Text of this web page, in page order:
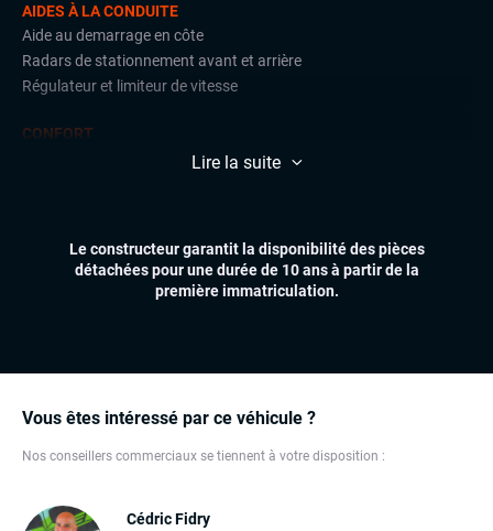
Vous êtes intéressé par ce véhicule ?
Nos conseillers commerciaux se tiennent à votre disposition :
Cédric Fidry
AIDES À LA CONDUITE
Aide au demarrage en côte
Radars de stationnement avant et arrière
Régulateur et limiteur de vitesse
CONFORT
Climatisation automatique multizones
Sièges chauffants
Volant multifonctions
GPS
Prise USB
Téléphone Bluetooth
Lire la suite
Le constructeur garantit la disponibilité des pièces
détachées pour une durée de 10 ans à partir de la
première immatriculation.